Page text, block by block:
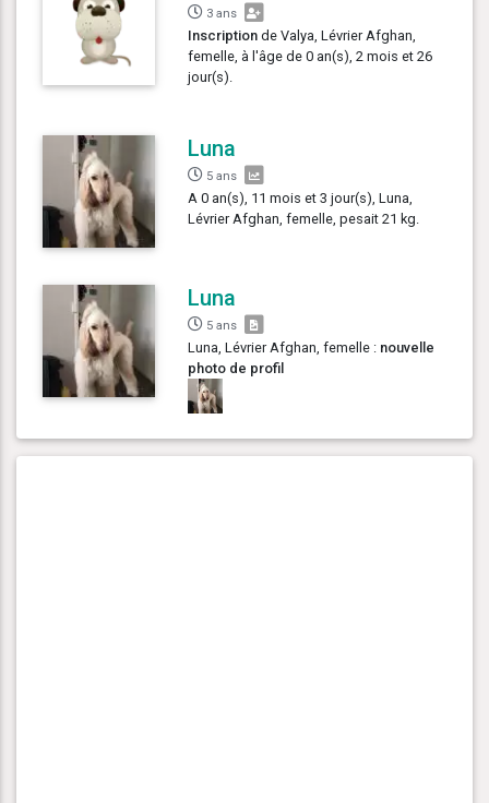
3 ans
Inscription de Valya, Lévrier Afghan,
femelle, à l'âge de 0 an(s), 2 mois et 26
jour(s).
Luna
5 ans
A 0 an(s), 11 mois et 3 jour(s), Luna,
Lévrier Afghan, femelle, pesait 21 kg.
Luna
5 ans
Luna, Lévrier Afghan, femelle : nouvelle
photo de profil